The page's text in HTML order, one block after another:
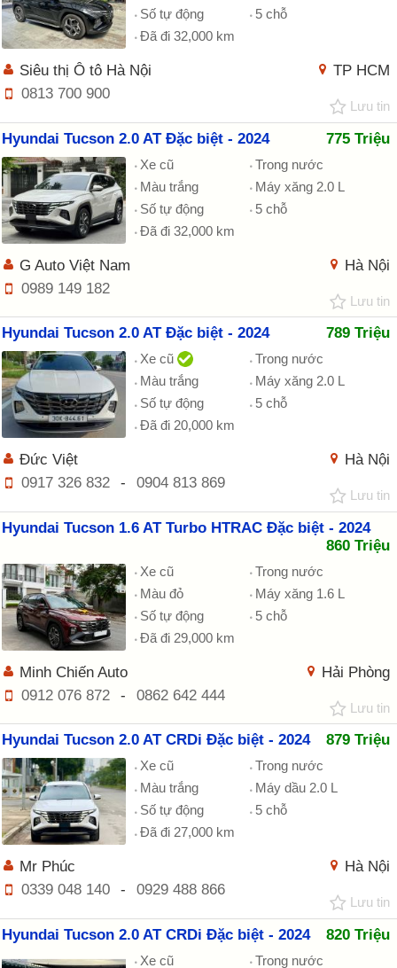
Số tự động
5 chỗ
Đã đi 32,000 km
TP HCM
Siêu thị Ô tô Hà Nội
0813 700 900
Lưu tin
Hyundai Tucson 2.0 AT Đặc biệt - 2024 775 Triệu
Xe cũ
Trong nước
Màu trắng
Máy xăng 2.0 L
Số tự động
5 chỗ
Đã đi 32,000 km
Hà Nội
G Auto Việt Nam
0989 149 182
Lưu tin
Hyundai Tucson 2.0 AT Đặc biệt - 2024 789 Triệu
Xe cũ
Trong nước
Màu trắng
Máy xăng 2.0 L
Số tự động
5 chỗ
Đã đi 20,000 km
Hà Nội
Đức Việt
0917 326 832
- 0904 813 869
Lưu tin
Hyundai Tucson 1.6 AT Turbo HTRAC Đặc biệt - 2024
860 Triệu
Xe cũ
Trong nước
Màu đỏ
Máy xăng 1.6 L
Số tự động
5 chỗ
Đã đi 29,000 km
Hải Phòng
Minh Chiến Auto
0912 076 872
- 0862 642 444
Lưu tin
Hyundai Tucson 2.0 AT CRDi Đặc biệt - 2024 879 Triệu
Xe cũ
Trong nước
Màu trắng
Máy dầu 2.0 L
Số tự động
5 chỗ
Đã đi 27,000 km
Hà Nội
Mr Phúc
0339 048 140
- 0929 488 866
Lưu tin
Hyundai Tucson 2.0 AT CRDi Đặc biệt - 2024 820 Triệu
Xe cũ
Trong nước